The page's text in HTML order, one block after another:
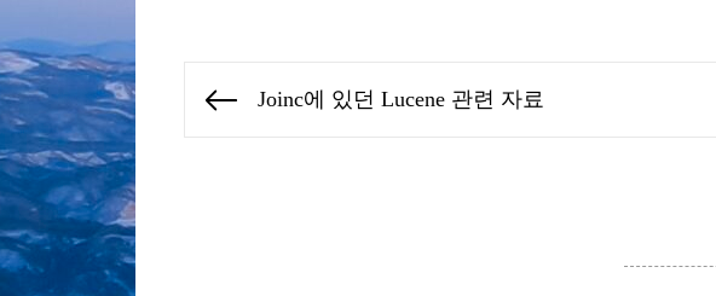
Previous
Joinc에 있던 Lucene 관련 자료